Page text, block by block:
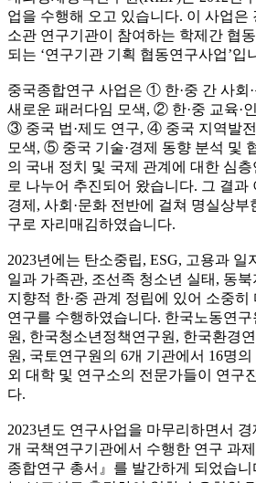
업을 수행해 오고 있습니다. 이 사업은
소관 연구기관이 참여하는 학제간 협
되는 ‘연구기관 기획 협동연구사업’입
중국종합연구 사업은 ① 한·중 간 사회
새로운 패러다임 모색, ② 한·중 교육·
③ 중국 법·제도 연구, ④ 중국 지역발
모색, ⑤ 중국 기술·경제 동향 분석 및
의 국내 정치 및 국제 관계에 대한 심
로 나누어 추진되어 왔습니다. 그 결과
경제, 사회·문화 전반에 걸쳐 명실상부
구로 자리매김하였습니다.
2023년에는 탄소중립, ESG, 고용과 일
일과 가족관, 조선족 청소년 실태, 동
지향적 한·중 관계 정립에 있어 소중히
연구를 수행하였습니다. 한국노동연
원, 한국청소년정책연구원, 한국환경
원, 국토연구원의 6개 기관에서 16명
외 대학 및 연구소의 전문가들이 연구
다.
2023년도 연구사업을 마무리하면서
개 국책연구기관에서 수행한 연구 과
종합연구 총서』를 발간하게 되었습